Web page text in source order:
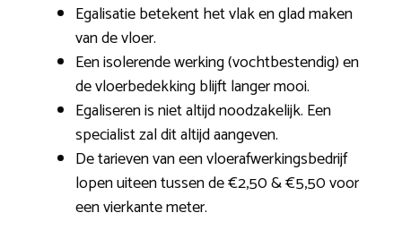
Egalisatie betekent het vlak en glad maken
van de vloer.
Een isolerende werking (vochtbestendig) en
de vloerbedekking blijft langer mooi.
Egaliseren is niet altijd noodzakelijk. Een
specialist zal dit altijd aangeven.
De tarieven van een vloerafwerkingsbedrijf
lopen uiteen tussen de €2,50 & €5,50 voor
een vierkante meter.